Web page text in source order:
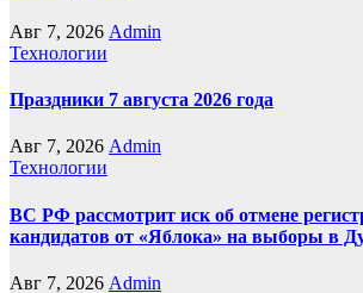
Авг 7, 2026 Admin
Технологии
Праздники 7 августа 2026 года
Авг 7, 2026 Admin
Технологии
ВС РФ рассмотрит иск об отмене
кандидатов от «Яблока» на выборы в
Авг 7, 2026 Admin